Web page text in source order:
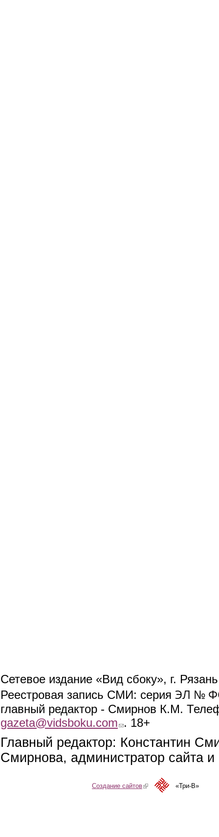
Сетевое издание «Вид сбоку», г.
Реестровая запись СМИ: серия ЭЛ №
главный редактор - Смирнов К.М.
gazeta@vidsboku.com (link sends e-mail)
. 18+
Главный редактор: Константин
Смирнова, администратор сайта
Создание сайтов(link is external)«Три-В»